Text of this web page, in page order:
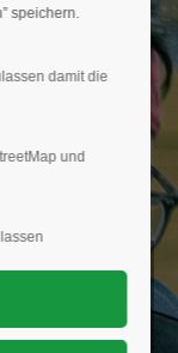
UND
mit uns auf.
Verein
speichern.
damit die
und